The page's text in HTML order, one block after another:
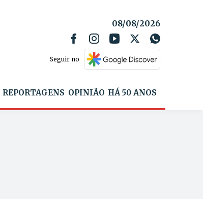
08/08/2026
Seguir no
REPORTAGENS OPINIÃO HÁ 50 ANOS